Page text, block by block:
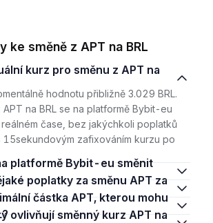
ke směně z APT na BRL
hodnotu přibližně 3.029 BRL.
APT na BRL se na platformě Bybit-eu
čase, bez jakýchkoli poplatků
15sekundovým zafixováním kurzu po